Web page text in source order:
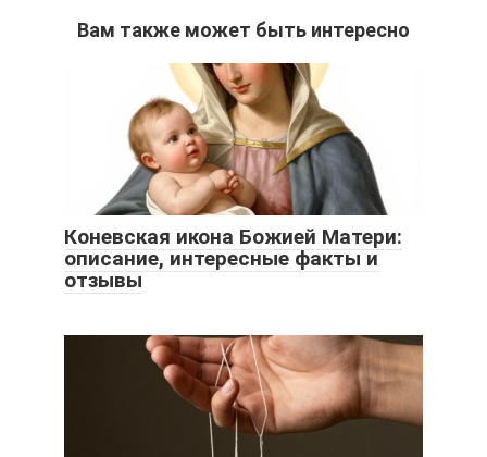
Вам также может быть интересно
Коневская икона Божией Матери:
описание, интересные факты и
отзывы